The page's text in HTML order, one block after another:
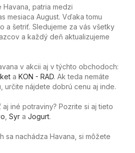
patria medzi
mesiaca August. Vďaka tomu
a šetriť. Sledujeme za vás všetky
a každý deň aktualizujeme
v akcii aj v týchto obchodoch:
a KON - RAD. Ak teda nemáte
určite nájdete dobrú cenu aj inde.
iné potraviny? Pozrite si aj tieto
Syr a Jogurt.
sa nachádza Havana, si môžete